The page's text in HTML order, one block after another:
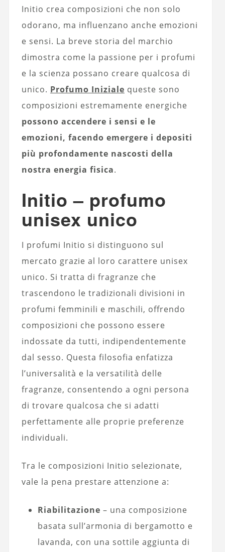
Initio crea composizioni che non solo
odorano, ma influenzano anche emozioni
e sensi. La breve storia del marchio
dimostra come la passione per i profumi
e la scienza possano creare qualcosa di
unico. Profumo Iniziale queste sono
composizioni estremamente energiche
possono accendere i sensi e le
emozioni, facendo emergere i depositi
più profondamente nascosti della
nostra energia fisica.
Initio – profumo
unisex unico
I profumi Initio si distinguono sul
mercato grazie al loro carattere unisex
unico. Si tratta di fragranze che
trascendono le tradizionali divisioni in
profumi femminili e maschili, offrendo
composizioni che possono essere
indossate da tutti, indipendentemente
dal sesso. Questa filosofia enfatizza
l’universalità e la versatilità delle
fragranze, consentendo a ogni persona
di trovare qualcosa che si adatti
perfettamente alle proprie preferenze
individuali.
Tra le composizioni Initio selezionate,
vale la pena prestare attenzione a:
Riabilitazione – una composizione
basata sull’armonia di bergamotto e
lavanda, con una sottile aggiunta di